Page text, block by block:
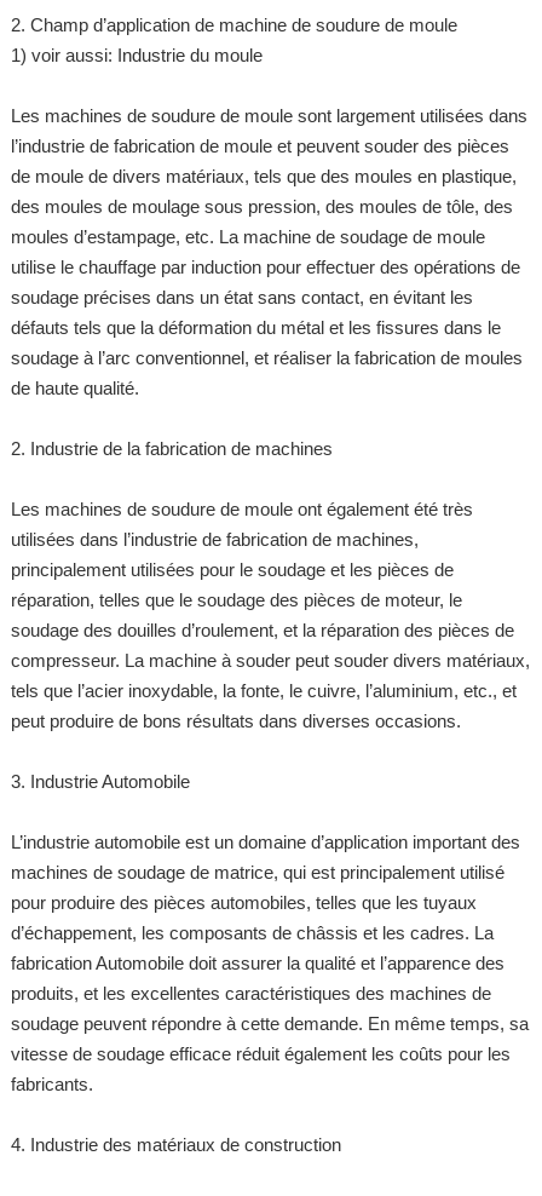
2. Champ d’application de machine de soudure de moule
1) voir aussi: Industrie du moule
Les machines de soudure de moule sont largement utilisées dans
l’industrie de fabrication de moule et peuvent souder des pièces
de moule de divers matériaux, tels que des moules en plastique,
des moules de moulage sous pression, des moules de tôle, des
moules d’estampage, etc. La machine de soudage de moule
utilise le chauffage par induction pour effectuer des opérations de
soudage précises dans un état sans contact, en évitant les
défauts tels que la déformation du métal et les fissures dans le
soudage à l’arc conventionnel, et réaliser la fabrication de moules
de haute qualité.
2. Industrie de la fabrication de machines
Les machines de soudure de moule ont également été très
utilisées dans l’industrie de fabrication de machines,
principalement utilisées pour le soudage et les pièces de
réparation, telles que le soudage des pièces de moteur, le
soudage des douilles d’roulement, et la réparation des pièces de
compresseur. La machine à souder peut souder divers matériaux,
tels que l’acier inoxydable, la fonte, le cuivre, l’aluminium, etc., et
peut produire de bons résultats dans diverses occasions.
3. Industrie Automobile
L’industrie automobile est un domaine d’application important des
machines de soudage de matrice, qui est principalement utilisé
pour produire des pièces automobiles, telles que les tuyaux
d’échappement, les composants de châssis et les cadres. La
fabrication Automobile doit assurer la qualité et l’apparence des
produits, et les excellentes caractéristiques des machines de
soudage peuvent répondre à cette demande. En même temps, sa
vitesse de soudage efficace réduit également les coûts pour les
fabricants.
4. Industrie des matériaux de construction